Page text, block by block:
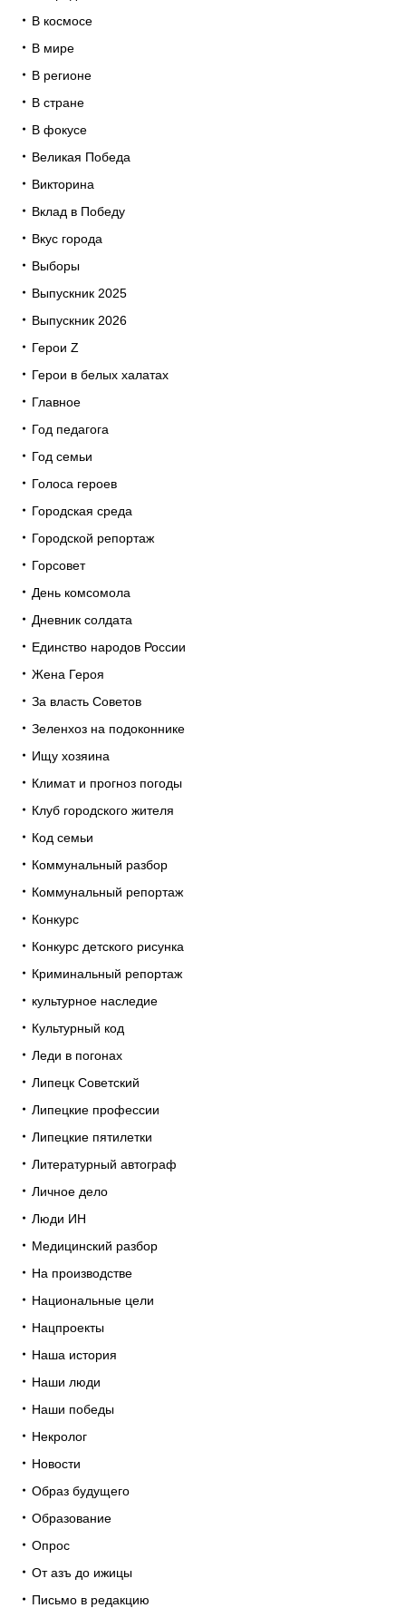
В космосе
В мире
В регионе
В стране
В фокусе
Великая Победа
Викторина
Вклад в Победу
Вкус города
Выборы
Выпускник 2025
Выпускник 2026
Герои Z
Герои в белых халатах
Главное
Год педагога
Год семьи
Голоса героев
Городская среда
Городской репортаж
Горсовет
День комсомола
Дневник солдата
Единство народов России
Жена Героя
За власть Советов
Зеленхоз на подоконнике
Ищу хозяина
Климат и прогноз погоды
Клуб городского жителя
Код семьи
Коммунальный разбор
Коммунальный репортаж
Конкурс
Конкурс детского рисунка
Криминальный репортаж
культурное наследие
Культурный код
Леди в погонах
Липецк Советский
Липецкие профессии
Липецкие пятилетки
Литературный автограф
Личное дело
Люди ИН
Медицинский разбор
На производстве
Национальные цели
Нацпроекты
Наша история
Наши люди
Наши победы
Некролог
Новости
Образ будущего
Образование
Опрос
От азъ до ижицы
Письмо в редакцию